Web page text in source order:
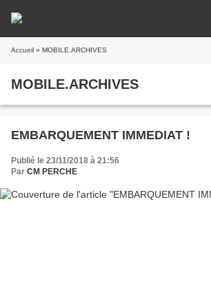
Accueil » MOBILE.ARCHIVES
MOBILE.ARCHIVES
EMBARQUEMENT IMMEDIAT !
Publié le 23/11/2018 à 21:56
Par CM PERCHE